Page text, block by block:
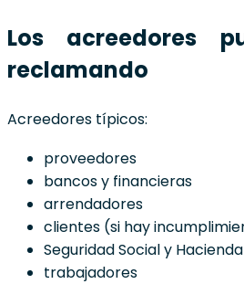
Los acreedores
reclamando
Acreedores típicos:
proveedores
bancos y financieras
arrendadores
clientes (si hay
Seguridad Social y Hacienda
trabajadores